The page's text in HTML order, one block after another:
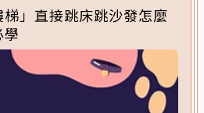
」直接跳床跳沙發怎麼